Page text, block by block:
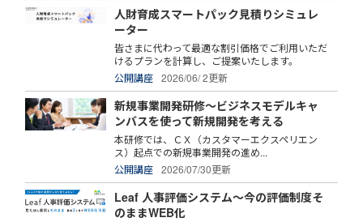
人財育成スマートパック見積りシミュレ
ーター
皆さまに代わって最適な割引価格でご利用いただ
けるプランを計算し、ご提案いたします。
公開講座
2026/06/ 2更新
新規事業開発研修～ビジネスモデルキャ
ンバスを使って新規開発を考える
本研修では、ＣＸ（カスタマーエクスペリエン
ス）起点での新規事業開発の進め...
公開講座
2026/07/30更新
Leaf 人事評価システム～今の評価制度そ
のままWEB化